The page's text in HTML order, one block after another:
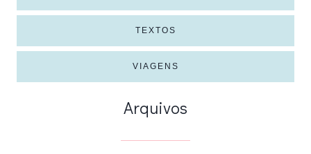
TEXTOS
VIAGENS
Arquivos